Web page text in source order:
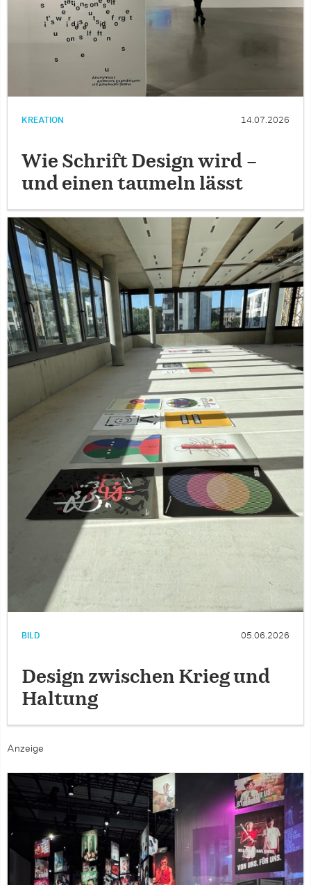
KREATION 14.07.2026
Wie Schrift Design wird –
und einen taumeln lässt
BILD 05.06.2026
Design zwischen Krieg und
Haltung
Anzeige